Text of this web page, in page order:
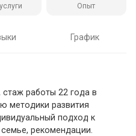
Опыт
График
стаж работы 22 года в
методики развития
подход к
рекомендации.